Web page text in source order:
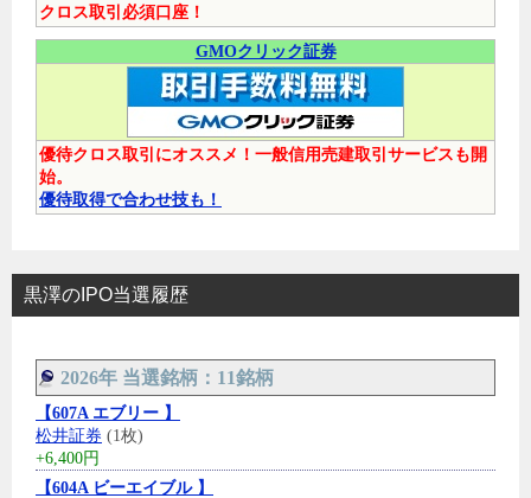
クロス取引必須口座！
GMOクリック証券
優待クロス取引にオススメ！一般信用売建取引サービスも開
始。
優待取得で合わせ技も！
黒澤のIPO当選履歴
2026年 当選銘柄：11銘柄
【607A エブリー 】
松井証券 (1枚)
+6,400円
【604A ビーエイブル 】